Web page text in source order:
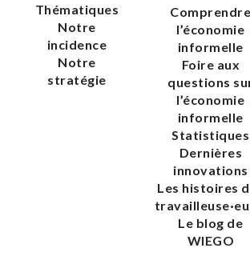
Thématiques
Notre
incidence
Notre
stratégie
l’économie
informelle
Foire aux
questions
l’économie
informelle
Statistiques
Dernières
innovations
Les histoires
Le blog de
WIEGO